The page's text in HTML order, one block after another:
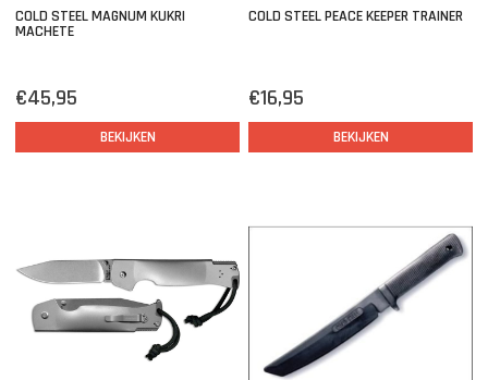
COLD STEEL MAGNUM KUKRI
MACHETE
€45,95
BEKIJKEN
COLD STEEL PEACE KEEPER TRAINER
€16,95
BEKIJKEN